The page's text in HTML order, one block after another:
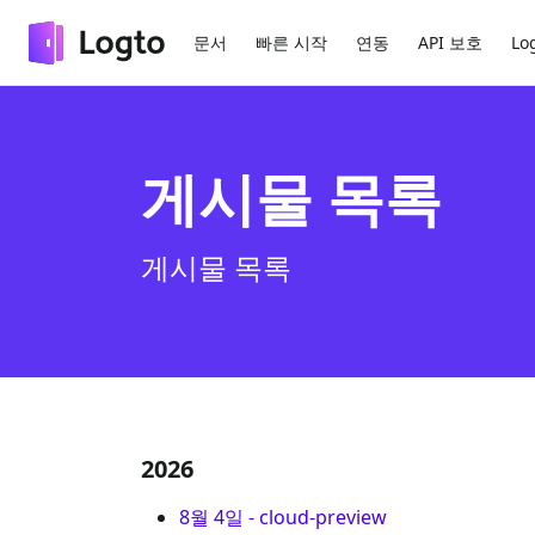
문서 빠른 시작 연동 API 보호
게시물 목록
게시물 목록
2026
8월 4일 -cloud-preview